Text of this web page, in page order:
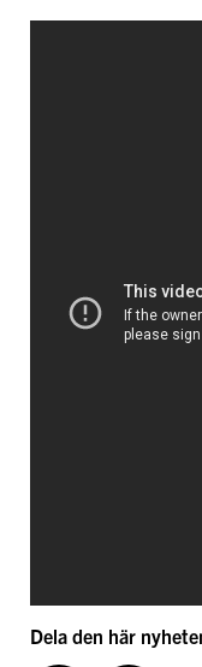
Dela den här